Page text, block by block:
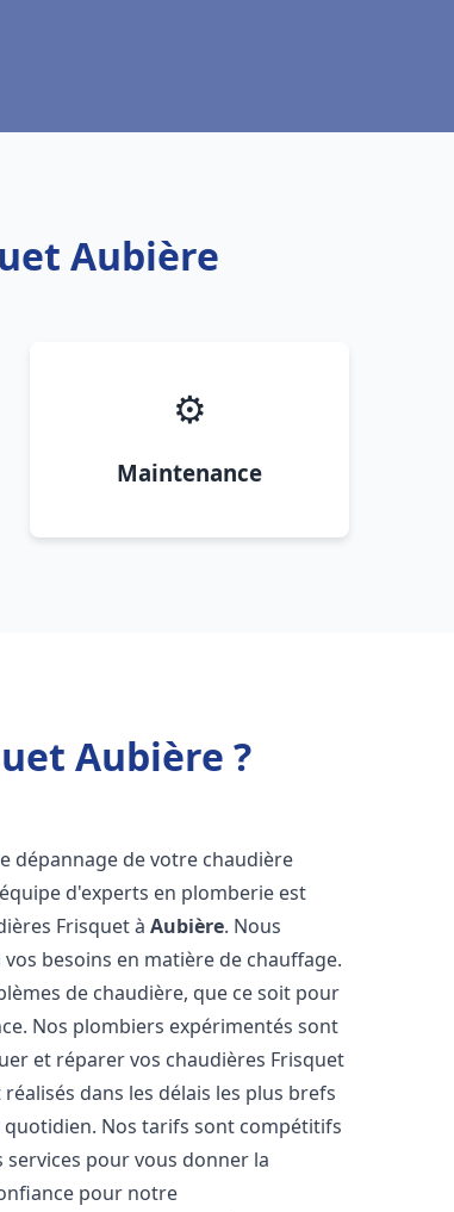
Aubière
⚙️
Maintenance
Aubière ?
dépannage de votre chaudière
d'experts en plomberie est
Frisquet àAubière. Nous
besoins en matière de chauffage.
de chaudière, que ce soit pour
Nos plombiers expérimentés sont
et réparer vos chaudières Frisquet
dans les délais les plus brefs
Nos tarifs sont compétitifs
pour vous donner la
pour notre